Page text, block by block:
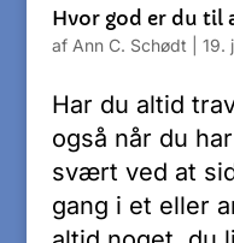
Hvor god er du til
af Ann C. Schødt 19.
Har du altid
også når du
svært ved at
gang i et eller